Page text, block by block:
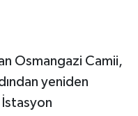
Osmangazi Camii,
yeniden